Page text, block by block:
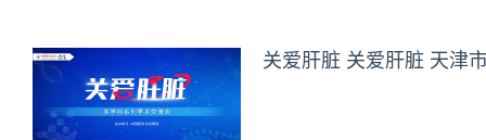
关爱肝脏 关爱肝脏 天津